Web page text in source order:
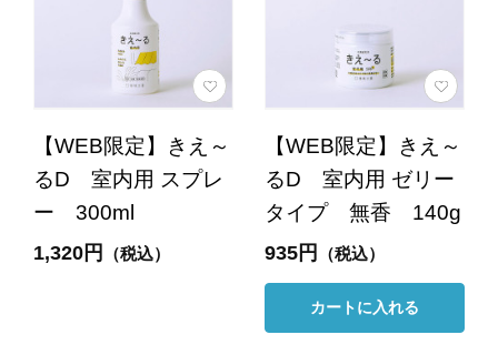
【WEB限定】きえ～
るD 室内用 スプレ
ー 300ml
1,320円 （税込）
【WEB限定】きえ～
るD 室内用 ゼリー
タイプ 無香 140g
935円 （税込）
カートに入れる